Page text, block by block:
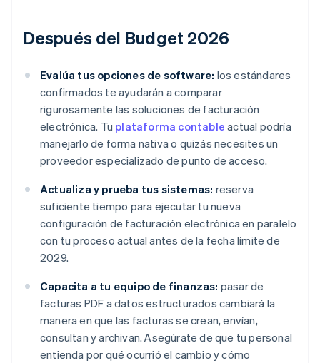
Después del Budget 2026
Evalúa tus opciones de software: los estándares
confirmados te ayudarán a comparar
rigurosamente las soluciones de facturación
electrónica. Tu plataforma contable actual podría
manejarlo de forma nativa o quizás necesites un
proveedor especializado de punto de acceso.
Actualiza y prueba tus sistemas: reserva
suficiente tiempo para ejecutar tu nueva
configuración de facturación electrónica en paralelo
con tu proceso actual antes de la fecha límite de
2029.
Capacita a tu equipo de finanzas: pasar de
facturas PDF a datos estructurados cambiará la
manera en que las facturas se crean, envían,
consultan y archivan. Asegúrate de que tu personal
entienda por qué ocurrió el cambio y cómo